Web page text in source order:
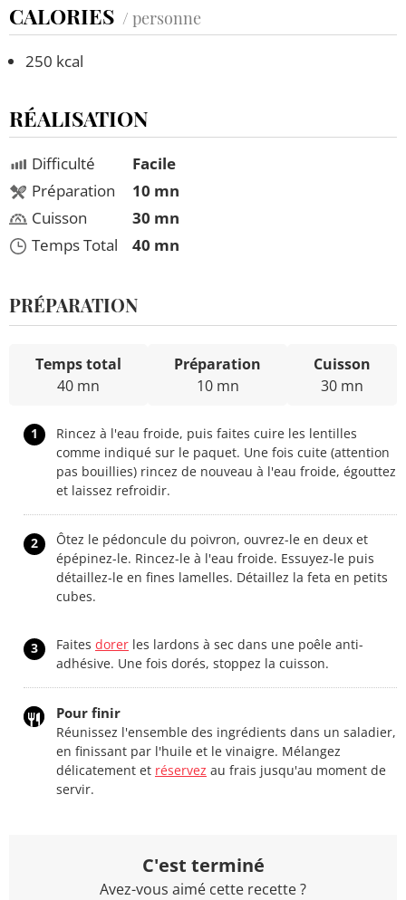
CALORIES / personne
250 kcal
RÉALISATION
Difficulté
Préparation
Cuisson
Temps Total
Facile
10 mn
30 mn
40 mn
PRÉPARATION
Temps total
40 mn
Préparation
10 mn
Cuisson
30 mn
1
Rincez à l'eau froide, puis faites cuire les lentilles
comme indiqué sur le paquet. Une fois cuite (attention
pas bouillies) rincez de nouveau à l'eau froide, égouttez
et laissez refroidir.
2
Ôtez le pédoncule du poivron, ouvrez-le en deux et
épépinez-le. Rincez-le à l'eau froide. Essuyez-le puis
détaillez-le en fines lamelles. Détaillez la feta en petits
cubes.
3 Faites dorer les lardons à sec dans une poêle anti-
adhésive. Une fois dorés, stoppez la cuisson.
Pour finir
Réunissez l'ensemble des ingrédients dans un saladier,
en finissant par l'huile et le vinaigre. Mélangez
délicatement et réservez au frais jusqu'au moment de
servir.
C'est terminé
Avez-vous aimé cette recette ?